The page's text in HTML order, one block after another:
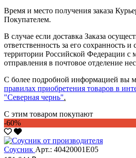
Время и место получения заказа
Покупателем.
В случае если доставка Заказа
ответственность за его сохранность
территории Российской Федерации с
отправления в почтовое отделение
С более подробной информацией вы
правилах приобретения товаров в
"Северная чернь".
С этим товаром покупают
-60%
Соусник Арт.: 40420001Е05